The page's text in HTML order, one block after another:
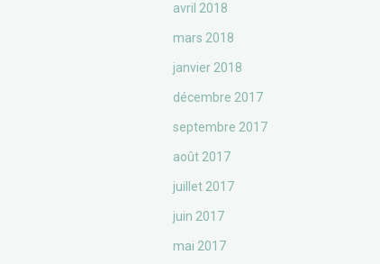
avril 2018
mars 2018
janvier 2018
décembre 2017
septembre 2017
août 2017
juillet 2017
juin 2017
mai 2017